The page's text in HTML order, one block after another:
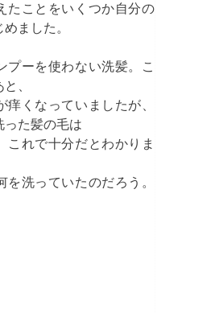
たことをいくつか自分の
ました。
ーを使わない洗髪。こ
、
痒くなっていましたが、
った髪の毛は
これで十分だとわかりま
を洗っていたのだろう。